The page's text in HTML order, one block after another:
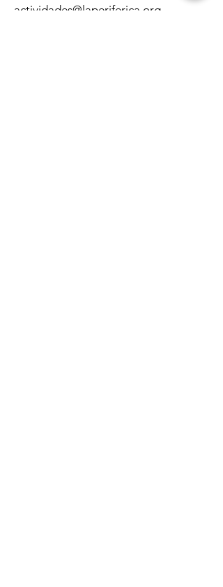
actividades@laperiferica.org